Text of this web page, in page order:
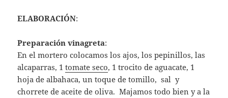
ELABORACIÓN:
Preparación vinagreta:
En el mortero colocamos los ajos, los pepinillos, las
alcaparras, 1tomate seco, 1 trocito de aguacate, 1
hoja de albahaca, un toque de tomillo, sal y
chorrete de aceite de oliva. Majamos todo bien y a la